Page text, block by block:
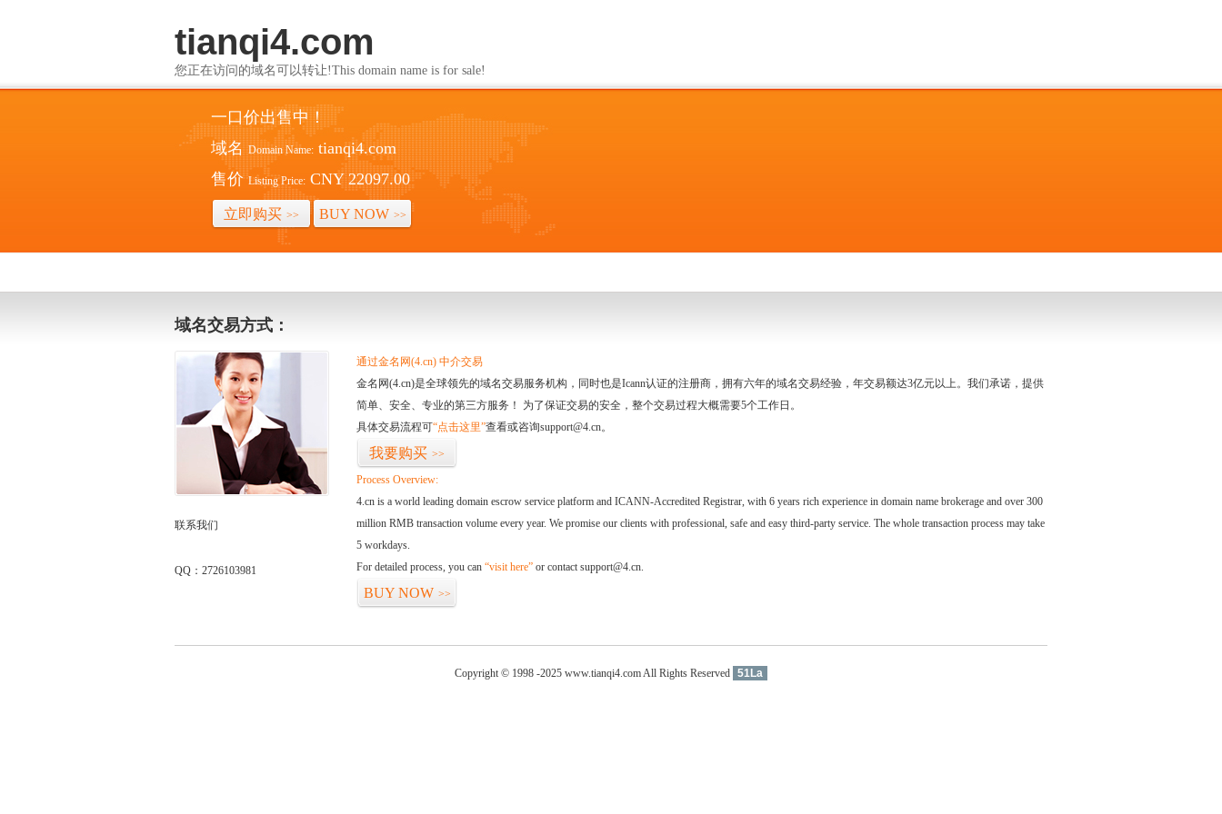
tianqi4.com
您正在访问的域名可以转让!This domain name is for sale!
一口价出售中！
域名 Domain Name: tianqi4.com
售价 Listing Price: CNY 22097.00
立即购买 >> BUY NOW >>
域名交易方式：
联系我们
QQ：2726103981
通过金名网(4.cn) 中介交易
金名网(4.cn)是全球领先的域名交易服务机构，同时也是Icann认证的注册商，拥有六年的域名交易经验，年交易额达3亿元以上。我们承诺，提供
简单、安全、专业的第三方服务！ 为了保证交易的安全，整个交易过程大概需要5个工作日。
具体交易流程可“点击这里”查看或咨询support@4.cn。
我要购买 >>
Process Overview:
4.cn is a world leading domain escrow service platform and ICANN-Accredited Registrar, with 6 years rich experience in domain name brokerage and over 300
million RMB transaction volume every year. We promise our clients with professional, safe and easy third-party service. The whole transaction process may take
5 workdays.
For detailed process, you can “visit here” or contact support@4.cn.
BUY NOW >>
Copyright © 1998 -2025 www.tianqi4.com All Rights Reserved 51La